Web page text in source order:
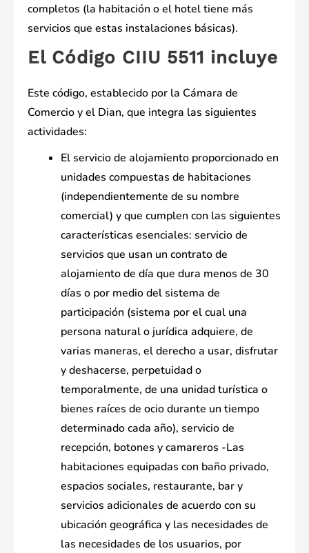
completos (la habitación o el hotel tiene más
servicios que estas instalaciones básicas).
El Código CIIU 5511 incluye
Este código, establecido por la Cámara de
Comercio y el Dian, que integra las siguientes
actividades:
El servicio de alojamiento proporcionado en
unidades compuestas de habitaciones
(independientemente de su nombre
comercial) y que cumplen con las siguientes
características esenciales: servicio de
servicios que usan un contrato de
alojamiento de día que dura menos de 30
días o por medio del sistema de
participación (sistema por el cual una
persona natural o jurídica adquiere, de
varias maneras, el derecho a usar, disfrutar
y deshacerse, perpetuidad o
temporalmente, de una unidad turística o
bienes raíces de ocio durante un tiempo
determinado cada año), servicio de
recepción, botones y camareros -Las
habitaciones equipadas con baño privado,
espacios sociales, restaurante, bar y
servicios adicionales de acuerdo con su
ubicación geográfica y las necesidades de
las necesidades de los usuarios, por